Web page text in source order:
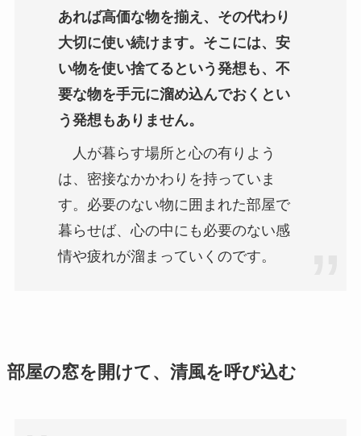
あれば高価な物を揃え、その代わり
大切に使い続けます。そこには、安
い物を使い捨てるという発想も、不
要な物を手元に溜め込んでおくとい
う発想もありません。
人が暮らす場所と心の有りよう
は、密接なかかわりを持っていま
す。必要のない物に囲まれた部屋で
暮らせば、心の中にも必要のない感
情や疲れが溜まっていくのです。
部屋の窓を開けて、清風を呼び込む